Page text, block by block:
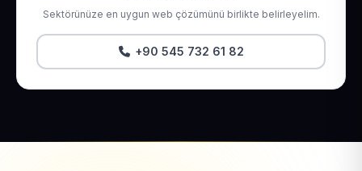
Sektörünüze en uygun web çözümünü birlikte belirleyelim.
+90 545 732 61 82